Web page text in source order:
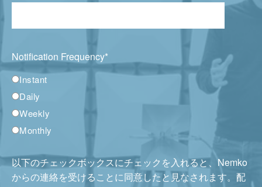
Notification Frequency*
Instant
Daily
Weekly
Monthly
以下のチェックボックスにチェックを入れると、Nemko
からの連絡を受けることに同意したと見なされます。配